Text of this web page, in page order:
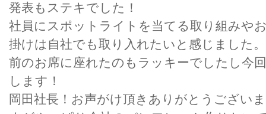
発表もステキでした！
社員にスポットライトを当てる取り組みや
掛けは自社でも取り入れたいと感じました。
前のお席に座れたのもラッキーでしたし今
します！
岡田社長！お声がけ頂きありがとうござい